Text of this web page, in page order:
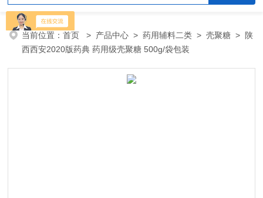
交联聚维酮、交联羧甲基纤维素钠、聚乙二醇（PEG）系列、二氧化
硅、聚乙烯吡咯烷酮、十八醇、十六醇、预交化淀粉、微晶纤维素、
甲基纤维素、乙基纤维素，三氯蔗糖，麝香草酚，药用蜂蜜，
当前位置：首页 > 产品中心 >药用辅料二类 >壳聚糖 > 陕
西西安2020版药典 药用级壳聚糖 500g/袋包装